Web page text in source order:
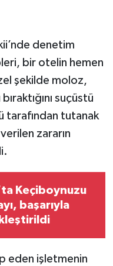
denetim
bir otelin hemen
şekilde moloz,
suçüstü
tarafından tutanak
zararın
Keçiboynuzu
başarıyla
eden işletmenin